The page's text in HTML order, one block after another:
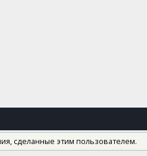
сделанные этим пользователем.